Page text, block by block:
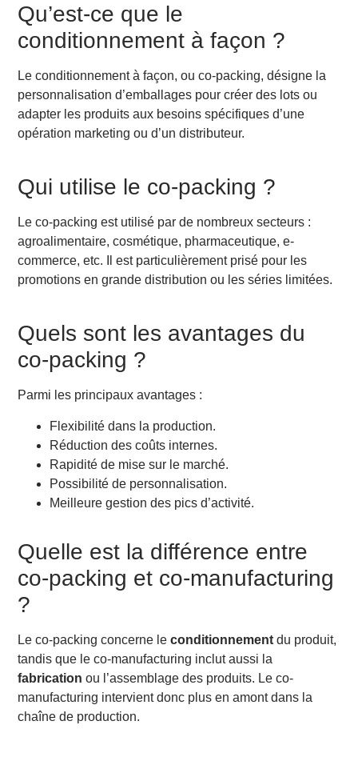
Qu’est-ce que le
conditionnement à façon ?
Le conditionnement à façon, ou co-packing, désigne la
personnalisation d’emballages pour créer des lots ou
adapter les produits aux besoins spécifiques d’une
opération marketing ou d’un distributeur.
Qui utilise le co-packing ?
Le co-packing est utilisé par de nombreux secteurs :
agroalimentaire, cosmétique, pharmaceutique, e-
commerce, etc. Il est particulièrement prisé pour les
promotions en grande distribution ou les séries limitées.
Quels sont les avantages du
co-packing ?
Parmi les principaux avantages :
Flexibilité dans la production.
Réduction des coûts internes.
Rapidité de mise sur le marché.
Possibilité de personnalisation.
Meilleure gestion des pics d’activité.
Quelle est la différence entre
co-packing et co-manufacturing
?
Le co-packing concerne leconditionnement du produit,
tandis que le co-manufacturing inclut aussi la
fabrication ou l’assemblage des produits. Le co-
manufacturing intervient donc plus en amont dans la
chaîne de production.